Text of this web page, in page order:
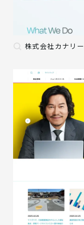
株式会社カナリー